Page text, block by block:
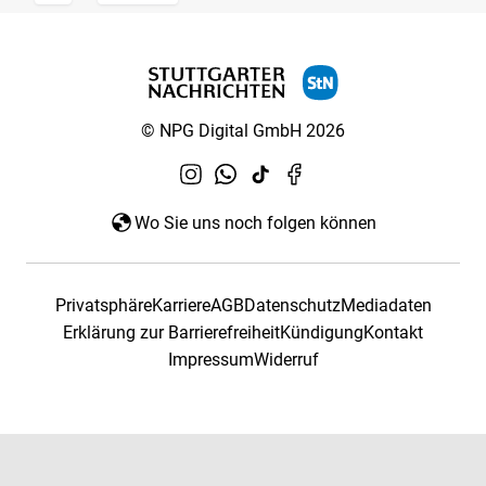
© NPG Digital GmbH 2026
Wo Sie uns noch folgen können
PrivatsphäreKarriereAGBDatenschutzMediadaten
Erklärung zur BarrierefreiheitKündigungKontakt
ImpressumWiderruf